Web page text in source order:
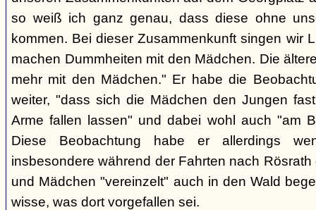
so weiß ich ganz genau, dass diese ohne
kommen. Bei dieser Zusammenkunft singen wir
machen Dummheiten mit den Mädchen. Die
mehr mit den Mädchen." Er habe die
weiter, "dass sich die Mädchen den Jungen
Arme fallen lassen" und dabei wohl auch "am
Diese Beobachtung habe er allerdings
insbesondere während der Fahrten nach
und Mädchen "vereinzelt" auch in den Wald
wisse, was dort vorgefallen sei.